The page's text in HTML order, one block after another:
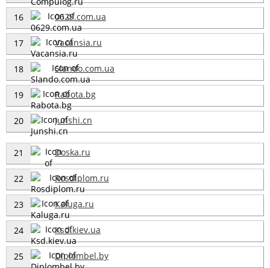
16 0629.com.ua
17 Vacansia.ru
18 Slando.com.ua
19 Rabota.bg
20 Junshi.cn
21 Doska.ru
22 Rosdiplom.ru
23 Kaluga.ru
24 Ksd.kiev.ua
25 Diplombel.by